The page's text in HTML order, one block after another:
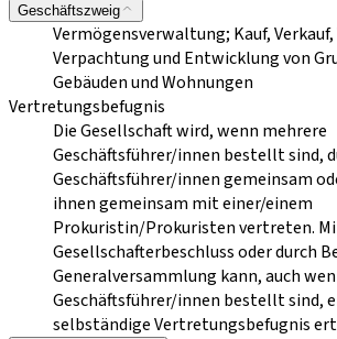
Geschäftszweig
Vermögensverwaltung; Kauf,
Verpachtung und Entwicklung von
Gebäuden und Wohnungen
Vertretungsbefugnis
Die Gesellschaft wird, wenn mehrere
Geschäftsführer/innen bestellt sind,
Geschäftsführer/innen gemeinsam
ihnen gemeinsam mit einer/einem
Prokuristin/Prokuristen vertreten.
Gesellschafterbeschluss oder durch
Generalversammlung kann, auch
Geschäftsführer/innen bestellt sind,
selbständige Vertretungsbefugnis